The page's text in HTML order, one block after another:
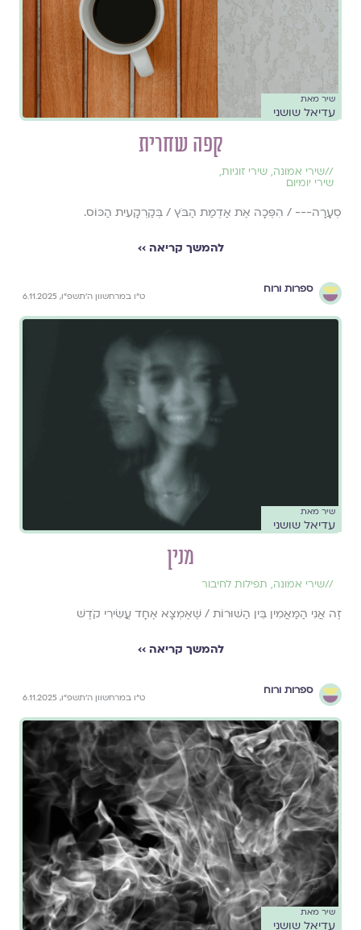
שיר מאת
עדיאל שושני
קפה שחרית
//שירי אמונה, שירי זוגיות,
שירי יומיום
סְעָרָה--- / הִפְּכָה אֶת אַדְמַת הַבֹּץ / בְּקַרְקָעִית הַכּוֹס.
להמשך קריאה ››
ספרות ורוח
ט״ו במרחשוון ה׳תשפ״ו, 6.11.2025
שיר מאת
עדיאל שושני
מנין
//שירי אמונה, תפילות לחיבור
זֶה אֲנִי הַמַּאֲמִין בֵּין הַשּׁוּרוֹת / שֶׁאֶמְצָא אֶחָד עֲשִׂירִי קֹדֶשׁ
להמשך קריאה ››
ספרות ורוח
ט״ו במרחשוון ה׳תשפ״ו, 6.11.2025
שיר מאת
עדיאל שושני